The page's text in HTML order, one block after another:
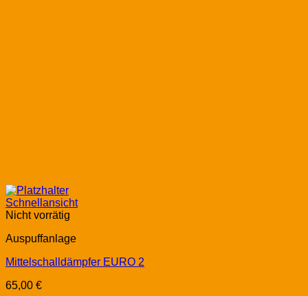
Schnellansicht
Nicht vorrätig
Auspuffanlage
Mittelschalldämpfer EURO 2
65,00 €